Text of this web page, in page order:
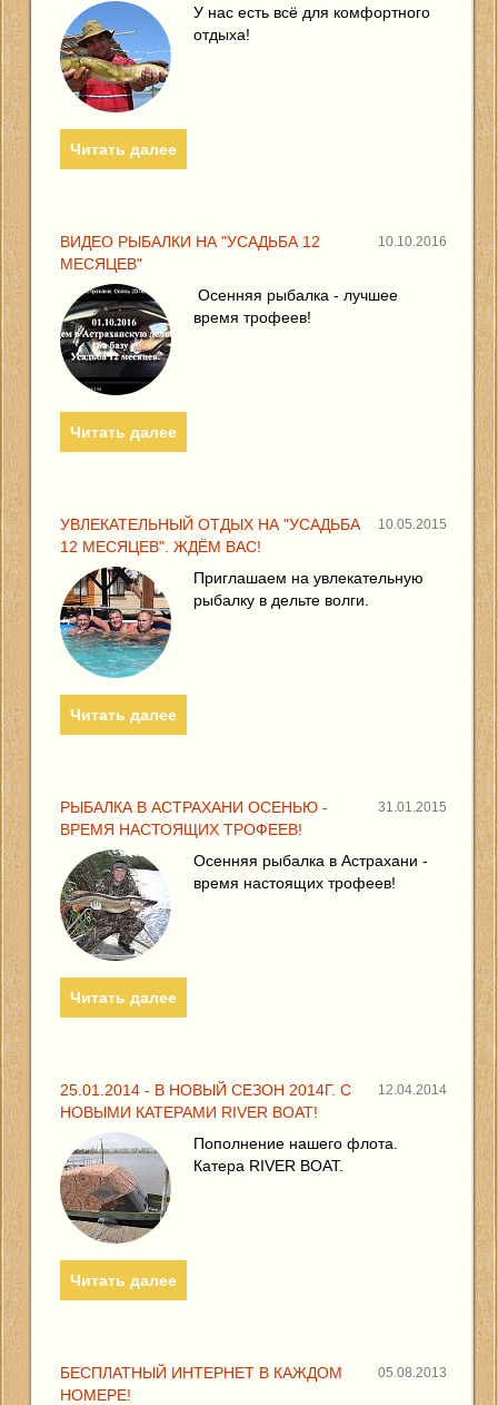
Фото
Контакты
Отзывы
Отчеты о рыбалке
У нас есть всё для комфортного
отдыха!
Читать далее
10.10.2016
ВИДЕО РЫБАЛКИ НА "УСАДЬБА 12
МЕСЯЦЕВ"
Осенняя рыбалка - лучшее
время трофеев!
Читать далее
10.05.2015
УВЛЕКАТЕЛЬНЫЙ ОТДЫХ НА "УСАДЬБА
12 МЕСЯЦЕВ". ЖДЁМ ВАС!
Приглашаем на увлекательную
рыбалку в дельте волги.
Читать далее
31.01.2015
РЫБАЛКА В АСТРАХАНИ ОСЕНЬЮ -
ВРЕМЯ НАСТОЯЩИХ ТРОФЕЕВ!
Осенняя рыбалка в Астрахани -
время настоящих трофеев!
Читать далее
12.04.2014
25.01.2014 - В НОВЫЙ СЕЗОН 2014Г. С
НОВЫМИ КАТЕРАМИ RIVER BOAT!
Пополнение нашего флота.
Катера RIVER BOAT.
Читать далее
05.08.2013
БЕСПЛАТНЫЙ ИНТЕРНЕТ В КАЖДОМ
НОМЕРЕ!